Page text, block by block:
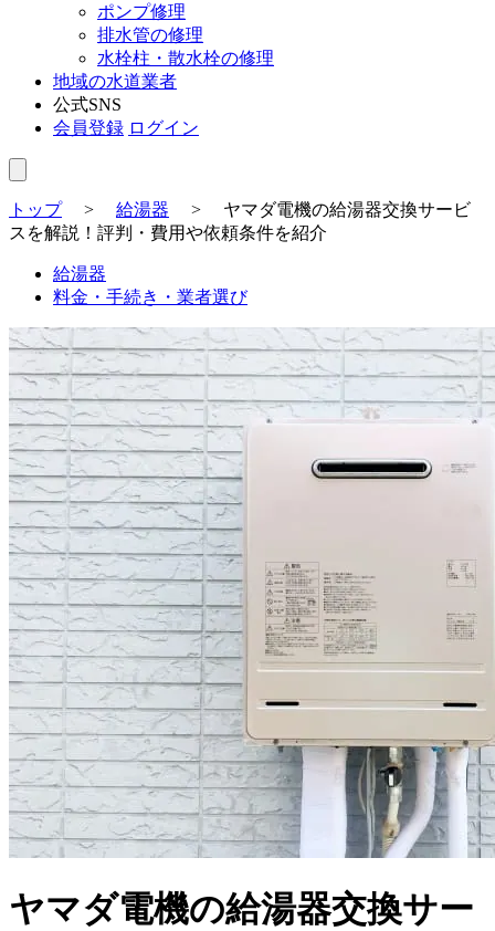
ポンプ修理
排水管の修理
水栓柱・散水栓の修理
地域の水道業者
公式SNS
会員登録 ログイン
トップ> 給湯器 > ヤマダ電機の給湯器交換サービ
スを解説！評判・費用や依頼条件を紹介
給湯器
料金・手続き・業者選び
ヤマダ電機の給湯器交換サー